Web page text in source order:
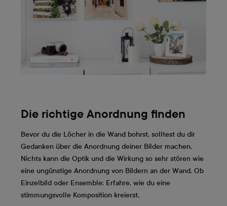
Die richtige Anordnung finden
Bevor du die Löcher in die Wand bohrst, solltest du dir
Gedanken über die Anordnung deiner Bilder machen.
Nichts kann die Optik und die Wirkung so sehr stören wie
eine ungünstige Anordnung von Bildern an der Wand. Ob
Einzelbild oder Ensemble: Erfahre, wie du eine
stimmungsvolle Komposition kreierst.